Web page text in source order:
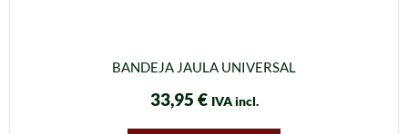
BANDEJA JAULA UNIVERSAL
33,95 € IVA incl.